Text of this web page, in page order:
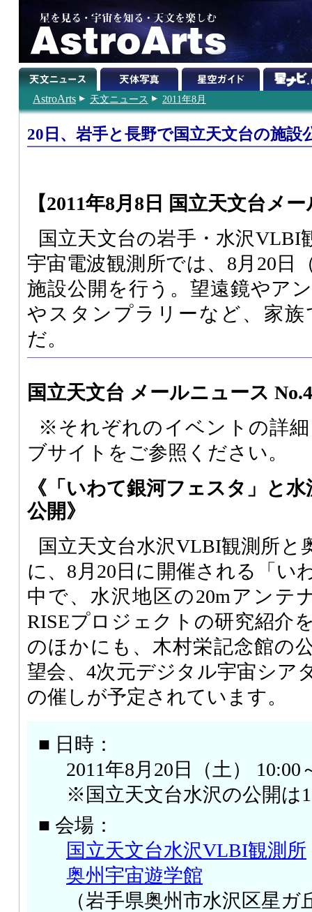
AstroArts 天文ニュース 2011年8月
20日、岩手と長野で国立天文台の施設
【2011年8月8日 国立天文台メ
国立天文台の岩手・水沢VLBI
宇宙電波観測所では、8月20日
施設公開を行う。望遠鏡やア
やスタンプラリーなど、家
だ。
国立天文台 メールニュース
※それぞれのイベントの詳
ブサイトをご参照ください。
《「いわて銀河フェスタ」と
公開》
国立天文台水沢VLBI観測所と
に、8月20日に開催される「い
中で、水沢地区の20mアンテ
RISEプロジェクトの研究紹介
のほかにも、木村栄記念館の
望会、4次元デジタル宇宙シア
の催しが予定されています。
■ 日時：
2011年8月20日（土） 10:00
※国立天文台水沢の公開は
■ 会場：
国立天文台水沢VLBI観測所
奥州宇宙遊学館
（岩手県奥州市水沢区星ガ